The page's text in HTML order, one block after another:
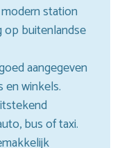
station
op buitenlandse
aangegeven
en winkels.
bus of taxi.